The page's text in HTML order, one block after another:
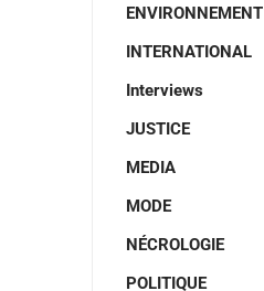
ENVIRONNEMENT
INTERNATIONAL
Interviews
JUSTICE
MEDIA
MODE
NÉCROLOGIE
POLITIQUE